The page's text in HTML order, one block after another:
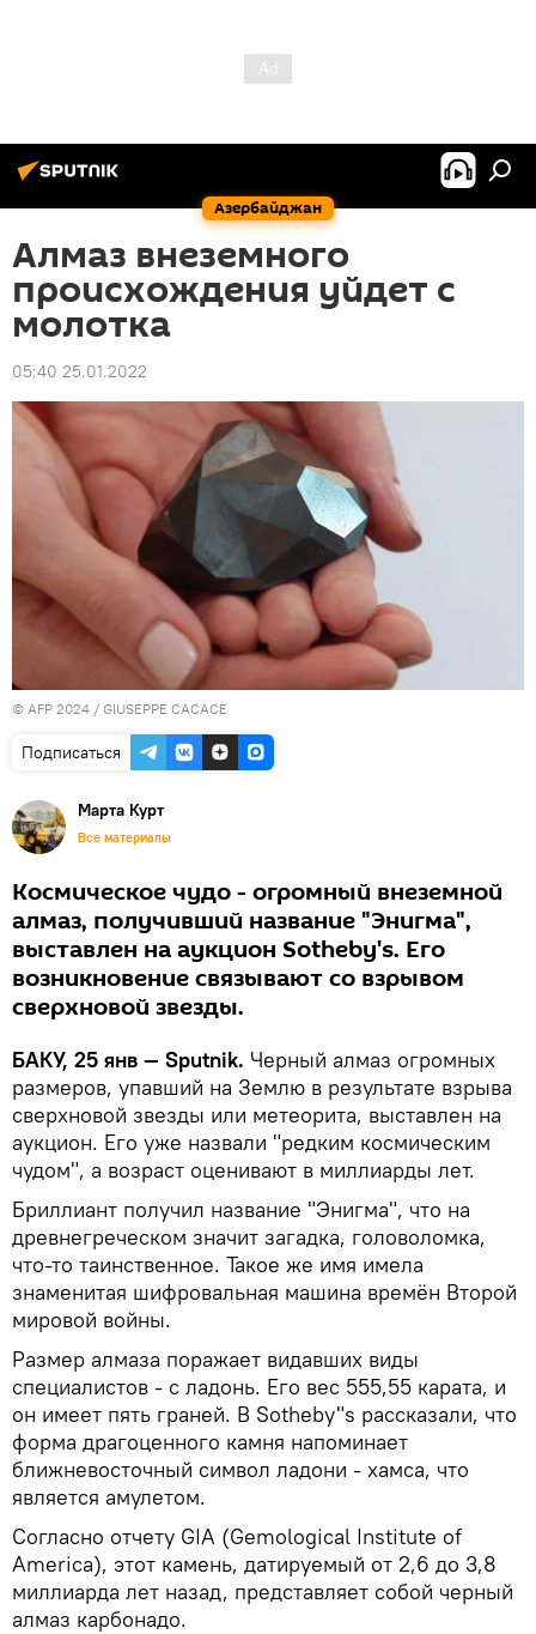
Азербайджан
Алмаз внеземного
происхождения уйдет с
молотка
05:40 25.01.2022
© AFP 2024 / GIUSEPPE CACACE
Подписаться
Марта Курт
Все материалы
Космическое чудо - огромный внеземной
алмаз, получивший название "Энигма",
выставлен на аукцион Sotheby's. Его
возникновение связывают со взрывом
сверхновой звезды.
БАКУ, 25 янв — Sputnik. Черный алмаз огромных
размеров, упавший на Землю в результате взрыва
сверхновой звезды или метеорита, выставлен на
аукцион. Его уже назвали "редким космическим
чудом", а возраст оценивают в миллиарды лет.
Бриллиант получил название "Энигма", что на
древнегреческом значит загадка, головоломка,
что-то таинственное. Такое же имя имела
знаменитая шифровальная машина времён Второй
мировой войны.
Размер алмаза поражает видавших виды
специалистов - с ладонь. Его вес 555,55 карата, и
он имеет пять граней. В Sotheby"s рассказали, что
форма драгоценного камня напоминает
ближневосточный символ ладони - хамса, что
является амулетом.
Согласно отчету GIA (Gemological Institute of
America), этот камень, датируемый от 2,6 до 3,8
миллиарда лет назад, представляет собой черный
алмаз карбонадо.